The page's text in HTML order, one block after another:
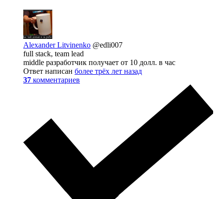
Alexander Litvinenko @edli007
full stack, team lead
middle разработчик получает от 10 долл. в час
Ответ написан более трёх лет назад
37 комментариев